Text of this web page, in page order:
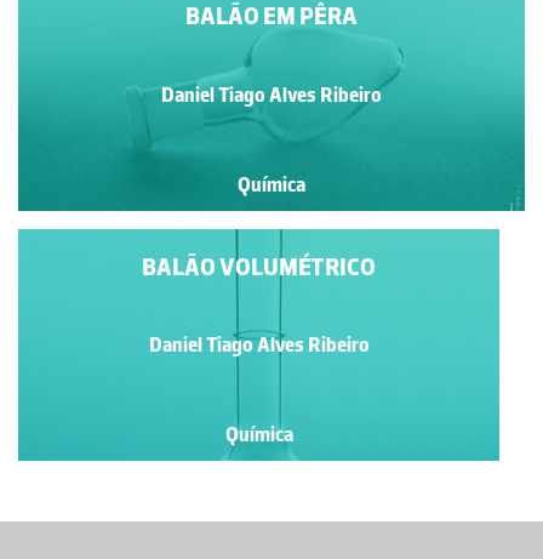
BALÃO EM PÊRA
Daniel Tiago Alves Ribeiro
Química
BALÃO VOLUMÉTRICO
Daniel Tiago Alves Ribeiro
Química